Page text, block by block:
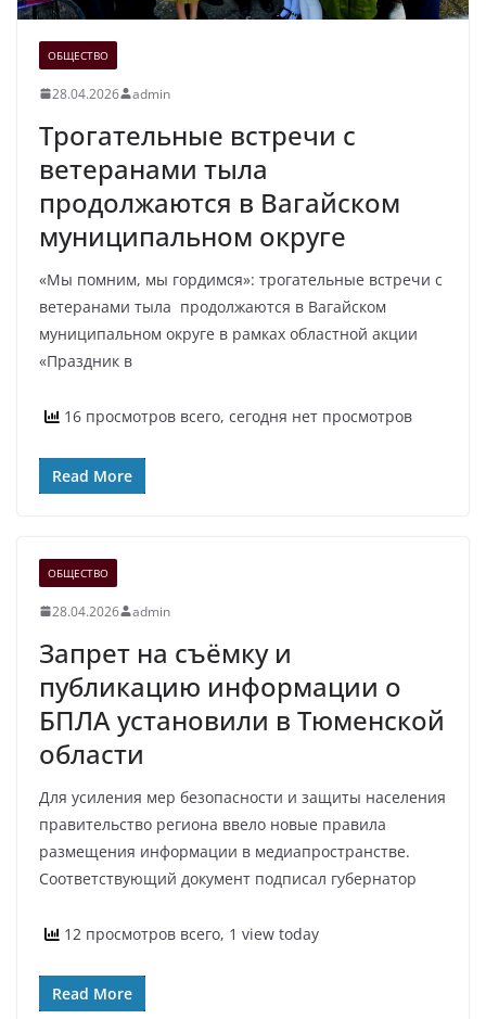
ОБЩЕСТВО
28.04.2026 admin
Трогательные встречи с
ветеранами тыла
продолжаются в Вагайском
муниципальном округе
«Мы помним, мы гордимся»: трогательные встречи с
ветеранами тыла продолжаются в Вагайском
муниципальном округе в рамках областной акции
«Праздник в
16 просмотров всего, сегодня нет просмотров
Read More
ОБЩЕСТВО
28.04.2026 admin
Запрет на съёмку и
публикацию информации о
БПЛА установили в Тюменской
области
Для усиления мер безопасности и защиты населения
правительство региона ввело новые правила
размещения информации в медиапространстве.
Соответствующий документ подписал губернатор
12 просмотров всего, 1 view today
Read More